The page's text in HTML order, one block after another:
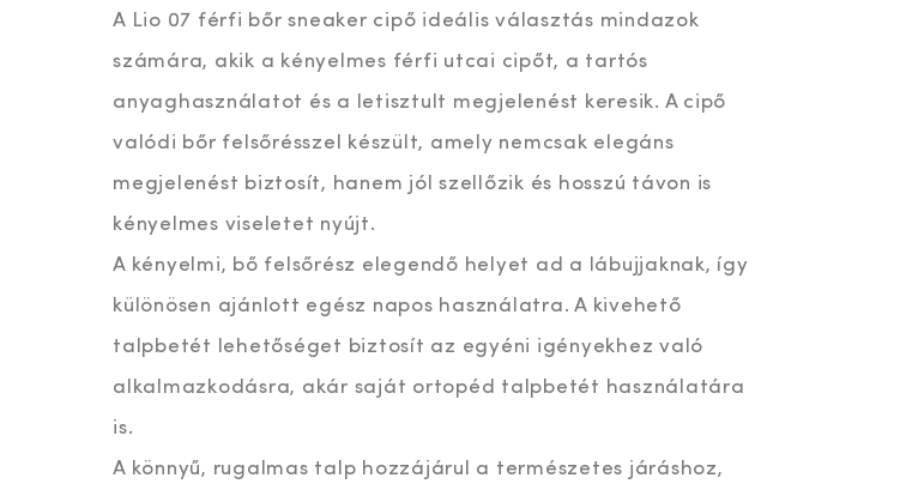
A Lio 07 férfi bőr sneaker cipő ideális választás mindazok
számára, akik a kényelmes férfi utcai cipőt, a tartós
anyaghasználatot és a letisztult megjelenést keresik. A cipő
valódi bőr felsőrésszel készült, amely nemcsak elegáns
megjelenést biztosít, hanem jól szellőzik és hosszú távon is
kényelmes viseletet nyújt.
A kényelmi, bő felsőrész elegendő helyet ad a lábujjaknak, így
különösen ajánlott egész napos használatra. A kivehető
talpbetét lehetőséget biztosít az egyéni igényekhez való
alkalmazkodásra, akár saját ortopéd talpbetét használatára
is.
A könnyű, rugalmas talp hozzájárul a természetes járáshoz,